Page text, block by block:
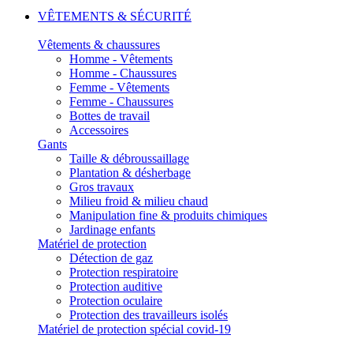
VÊTEMENTS & SÉCURITÉ
Vêtements & chaussures
Homme - Vêtements
Homme - Chaussures
Femme - Vêtements
Femme - Chaussures
Bottes de travail
Accessoires
Gants
Taille & débroussaillage
Plantation & désherbage
Gros travaux
Milieu froid & milieu chaud
Manipulation fine & produits chimiques
Jardinage enfants
Matériel de protection
Détection de gaz
Protection respiratoire
Protection auditive
Protection oculaire
Protection des travailleurs isolés
Matériel de protection spécial covid-19